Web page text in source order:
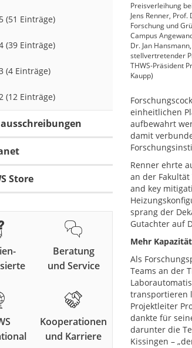
Preisverleihung
Jens Renner,
Forschung und
Campus
Dr. Jan
stellvertretender
THWS-Präsident
Kaupp)
einheitlichen
aufbewahrt
damit
Renner ehrte
an der
and key
sprang der
Gutachter auf
Mehr
Als
Teams an der
transportieren
Projektleiter
dankte für
darunter die
Kissingen –
(51 Einträge)
(39 Einträge)
(4 Einträge)
(12 Einträge)
Store
Beratung
und Service
Kooperationen
und Karriere